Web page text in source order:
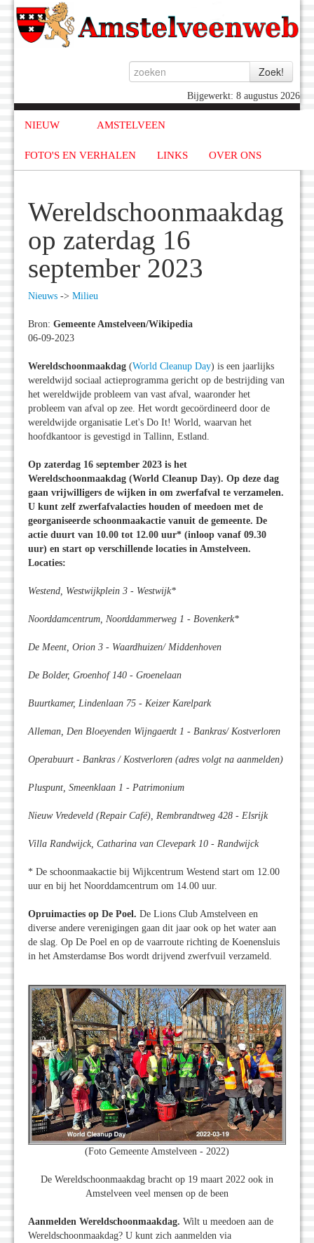
Bijgewerkt: 8 augustus 2026
NIEUW AMSTELVEEN
FOTO'S EN VERHALEN LINKS OVER ONS
Wereldschoonmaakdag
op zaterdag 16
september 2023
Nieuws -> Milieu
Bron: Gemeente Amstelveen/Wikipedia
06-09-2023
Wereldschoonmaakdag (World Cleanup Day) is een jaarlijks
wereldwijd sociaal actieprogramma gericht op de bestrijding van
het wereldwijde probleem van vast afval, waaronder het
probleem van afval op zee. Het wordt gecoördineerd door de
wereldwijde organisatie Let's Do It! World, waarvan het
hoofdkantoor is gevestigd in Tallinn, Estland.
Op zaterdag 16 september 2023 is het
Wereldschoonmaakdag (World Cleanup Day). Op deze dag
gaan vrijwilligers de wijken in om zwerfafval te verzamelen.
U kunt zelf zwerfafvalacties houden of meedoen met de
georganiseerde schoonmaakactie vanuit de gemeente. De
actie duurt van 10.00 tot 12.00 uur* (inloop vanaf 09.30
uur) en start op verschillende locaties in Amstelveen.
Locaties:
Westend, Westwijkplein 3 - Westwijk*
Noorddamcentrum, Noorddammerweg 1 - Bovenkerk*
De Meent, Orion 3 - Waardhuizen/ Middenhoven
De Bolder, Groenhof 140 - Groenelaan
Buurtkamer, Lindenlaan 75 - Keizer Karelpark
Alleman, Den Bloeyenden Wijngaerdt 1 - Bankras/ Kostverloren
Operabuurt - Bankras / Kostverloren (adres volgt na aanmelden)
Pluspunt, Smeenklaan 1 - Patrimonium
Nieuw Vredeveld (Repair Café), Rembrandtweg 428 - Elsrijk
Villa Randwijck, Catharina van Clevepark 10 - Randwijck
* De schoonmaakactie bij Wijkcentrum Westend start om 12.00
uur en bij het Noorddamcentrum om 14.00 uur.
Opruimacties op De Poel. De Lions Club Amstelveen en
diverse andere verenigingen gaan dit jaar ook op het water aan
de slag. Op De Poel en op de vaarroute richting de Koenensluis
in het Amsterdamse Bos wordt drijvend zwerfvuil verzameld.
(Foto Gemeente Amstelveen - 2022)
De Wereldschoonmaakdag bracht op 19 maart 2022 ook in
Amstelveen veel mensen op de been
Aanmelden Wereldschoonmaakdag. Wilt u meedoen aan de
Wereldschoonmaakdag? U kunt zich aanmelden via